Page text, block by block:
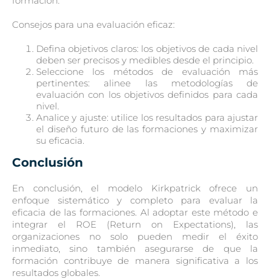
Consejos para una evaluación eficaz:
Defina objetivos claros: los objetivos de cada nivel
deben ser precisos y medibles desde el principio.
Seleccione los métodos de evaluación más
pertinentes: alinee las metodologías de
evaluación con los objetivos definidos para cada
nivel.
Analice y ajuste: utilice los resultados para ajustar
el diseño futuro de las formaciones y maximizar
su eficacia.
Conclusión
En conclusión, el modelo Kirkpatrick ofrece un
enfoque sistemático y completo para evaluar la
eficacia de las formaciones. Al adoptar este método e
integrar el ROE (Return on Expectations), las
organizaciones no solo pueden medir el éxito
inmediato, sino también asegurarse de que la
formación contribuye de manera significativa a los
resultados globales.